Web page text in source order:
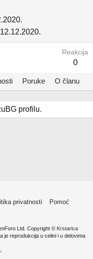
12.12.2020.
Reakcija
0
Poruke O članu
profilu.
privatnosti
Pomoć
Ltd. Copyright © Krstarica
je reprodukcija u celini i u delovima